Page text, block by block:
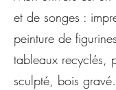
et de songes :
peinture de
tableaux recyclés,
sculpté, bois